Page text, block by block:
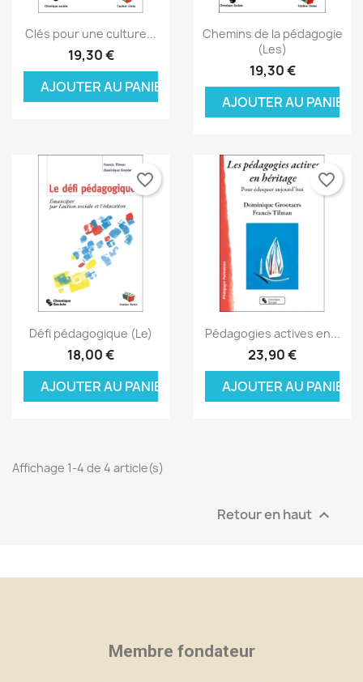
Aperçu rapide
Clés pour une culture...
19,30 €
AJOUTER AU PANIER
Aperçu rapide
Chemins de la pédagogie
(Les)
19,30 €
AJOUTER AU PANIER
Aperçu rapide
Défi pédagogique (Le)
18,00 €
AJOUTER AU PANIER
favorite_border
Aperçu rapide
Pédagogies actives en...
23,90 €
AJOUTER AU PANIER
favorite_border
Affichage 1-4 de 4 article(s)
Retour en haut 
Membre fondateur